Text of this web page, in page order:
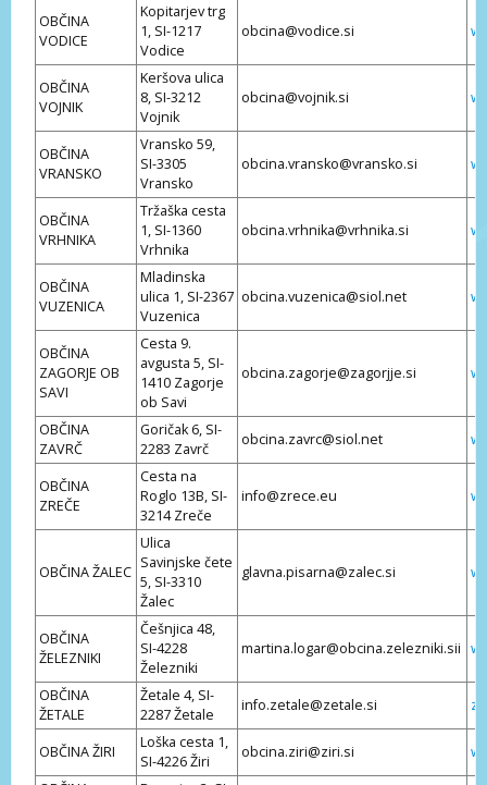
OBČINA
VODICE
Kopitarjev trg
1, SI-1217
Vodice
obcina@vodice.si
OBČINA
VOJNIK
Keršova ulica
8, SI-3212
Vojnik
obcina@vojnik.si
OBČINA
VRANSKO
Vransko 59,
SI-3305
Vransko
obcina.vransko@vransko.si
OBČINA
VRHNIKA
Tržaška cesta
1, SI-1360
Vrhnika
obcina.vrhnika@vrhnika.si
OBČINA
VUZENICA
Mladinska
ulica 1, SI-2367
Vuzenica
obcina.vuzenica@siol.net
OBČINA
ZAGORJE OB
SAVI
Cesta 9.
avgusta 5, SI-
1410 Zagorje
ob Savi
obcina.zagorje@zagorjje.si
OBČINA
ZAVRČ
Goričak 6, SI-
2283 Zavrč
obcina.zavrc@siol.net
OBČINA
ZREČE
Cesta na
Roglo 13B, SI-
3214 Zreče
info@zrece.eu
OBČINA ŽALEC
Ulica
Savinjske čete
5, SI-3310
Žalec
glavna.pisarna@zalec.si
OBČINA
ŽELEZNIKI
Češnjica 48,
SI-4228
Železniki
martina.logar@obcina.zelezniki.sii
OBČINA
ŽETALE
Žetale 4, SI-
2287 Žetale
info.zetale@zetale.si
OBČINA ŽIRI
Loška cesta 1,
SI-4226 Žiri
obcina.ziri@ziri.si